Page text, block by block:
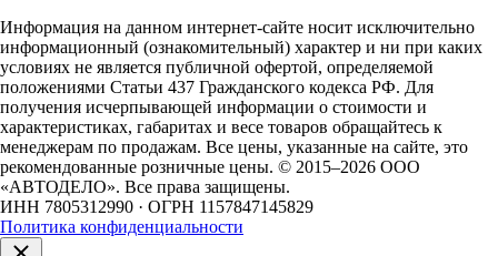
Информация на данном интернет-сайте носит исключительно
информационный (ознакомительный) характер и ни при каких
условиях не является публичной офертой, определяемой
положениями Статьи 437 Гражданского кодекса РФ. Для
получения исчерпывающей информации о стоимости и
характеристиках, габаритах и весе товаров обращайтесь к
менеджерам по продажам. Все цены, указанные на сайте, это
рекомендованные розничные цены. © 2015–2026 ООО
«АВТОДЕЛО». Все права защищены.
ИНН 7805312990 · ОГРН 1157847145829
Политика конфиденциальности